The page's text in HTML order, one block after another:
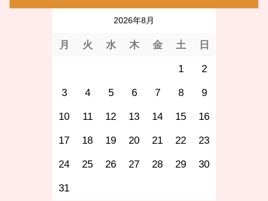
2026年8月
月 火 水 木 金 土 日
1 2
3 4 5 6 7 8 9
10 11 12 13 14 15 16
17 18 19 20 21 22 23
24 25 26 27 28 29 30
31